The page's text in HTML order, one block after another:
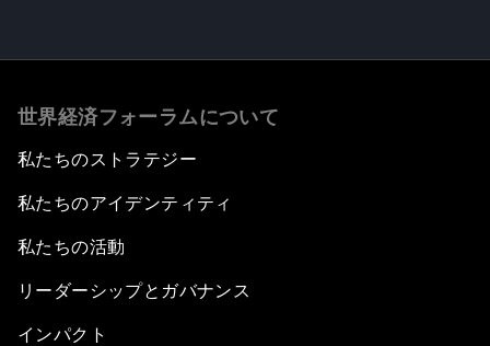
世界経済フォーラムについて
私たちのストラテジー
私たちのアイデンティティ
私たちの活動
リーダーシップとガバナンス
インパクト